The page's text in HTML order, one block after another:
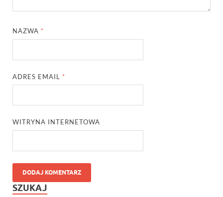
NAZWA *
ADRES EMAIL *
WITRYNA INTERNETOWA
SZUKAJ